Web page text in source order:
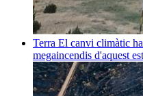
Terra El canvi climàtic
megaincendis d'aquest